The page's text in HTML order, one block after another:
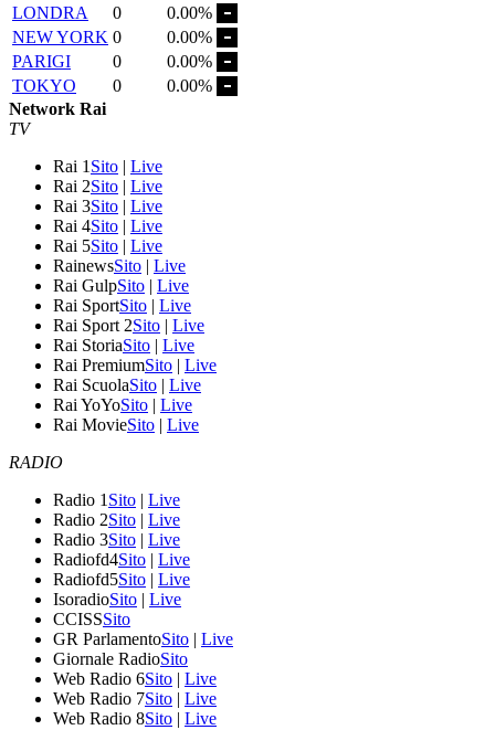
LONDRA
0
0.00%
NEW YORK 0
0.00%
PARIGI
0
0.00%
TOKYO
0
0.00%
Network Rai
TV
Rai 1 Sito | Live
Rai 2Sito | Live
Rai 3Sito | Live
Rai 4Sito | Live
Rai 5Sito | Live
RainewsSito | Live
Rai GulpSito | Live
Rai SportSito | Live
Rai Sport 2Sito | Live
Rai StoriaSito | Live
Rai PremiumSito | Live
Rai ScuolaSito | Live
Rai YoYoSito | Live
Rai MovieSito | Live
RADIO
Radio 1 Sito | Live
Radio 2Sito | Live
Radio 3Sito | Live
Radiofd4Sito | Live
Radiofd5Sito | Live
IsoradioSito | Live
CCISSSito
GR ParlamentoSito | Live
Giornale RadioSito
Web Radio 6Sito | Live
Web Radio 7Sito | Live
Web Radio 8Sito | Live